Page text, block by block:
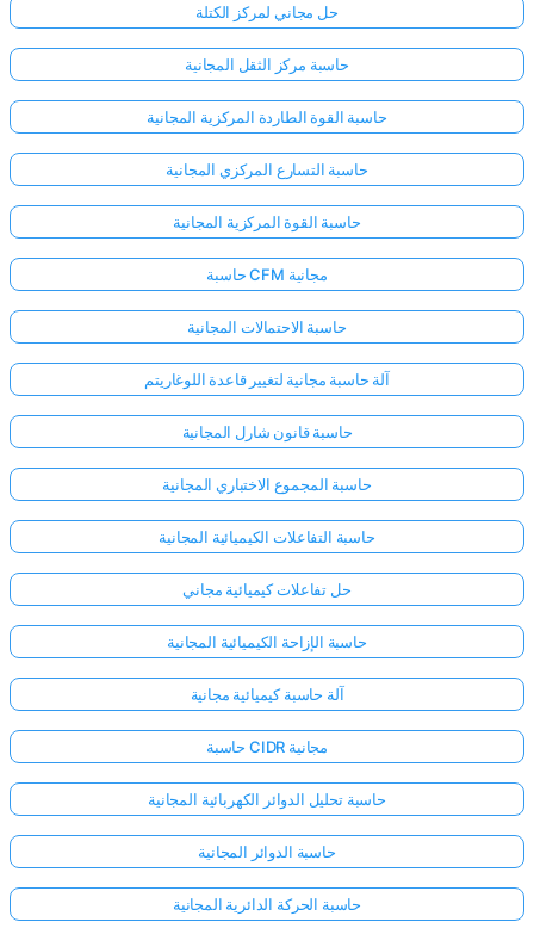
حل مجاني لمركز الكتلة
حاسبة مركز الثقل المجانية
حاسبة القوة الطاردة المركزية المجانية
حاسبة التسارع المركزي المجانية
حاسبة القوة المركزية المجانية
حاسبة CFM مجانية
حاسبة الاحتمالات المجانية
آلة حاسبة مجانية لتغيير قاعدة اللوغاريتم
حاسبة قانون شارل المجانية
حاسبة المجموع الاختباري المجانية
حاسبة التفاعلات الكيميائية المجانية
حل تفاعلات كيميائية مجاني
حاسبة الإزاحة الكيميائية المجانية
آلة حاسبة كيميائية مجانية
حاسبة CIDR مجانية
حاسبة تحليل الدوائر الكهربائية المجانية
حاسبة الدوائر المجانية
حاسبة الحركة الدائرية المجانية